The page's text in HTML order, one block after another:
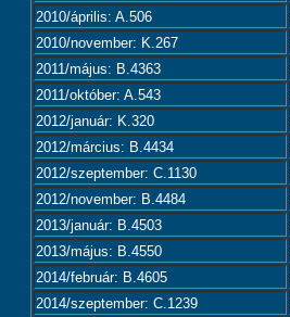
2010/április: A.506
2010/november: K.267
2011/május: B.4363
2011/október: A.543
2012/január: K.320
2012/március: B.4434
2012/szeptember: C.1130
2012/november: B.4484
2013/január: B.4503
2013/május: B.4550
2014/február: B.4605
2014/szeptember: C.1239